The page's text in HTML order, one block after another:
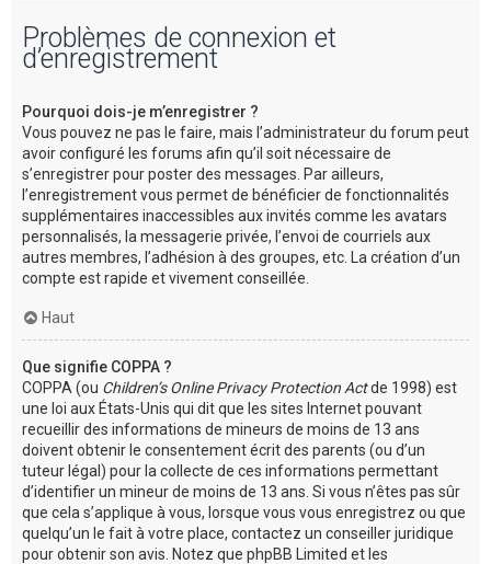
Problèmes de connexion et
d’enregistrement
Pourquoi dois-je m’enregistrer ?
Vous pouvez ne pas le faire, mais l’administrateur du forum peut
avoir configuré les forums afin qu’il soit nécessaire de
s’enregistrer pour poster des messages. Par ailleurs,
l’enregistrement vous permet de bénéficier de fonctionnalités
supplémentaires inaccessibles aux invités comme les avatars
personnalisés, la messagerie privée, l’envoi de courriels aux
autres membres, l’adhésion à des groupes, etc. La création d’un
compte est rapide et vivement conseillée.
Haut
Que signifie COPPA ?
COPPA (ou Children’s Online Privacy Protection Actde 1998) est
une loi aux États-Unis qui dit que les sites Internet pouvant
recueillir des informations de mineurs de moins de 13 ans
doivent obtenir le consentement écrit des parents (ou d’un
tuteur légal) pour la collecte de ces informations permettant
d’identifier un mineur de moins de 13 ans. Si vous n’êtes pas sûr
que cela s’applique à vous, lorsque vous vous enregistrez ou que
quelqu’un le fait à votre place, contactez un conseiller juridique
pour obtenir son avis. Notez que phpBB Limited et les